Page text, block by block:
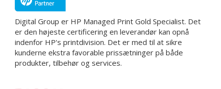
Digital Group er HP Managed Print Gold Specialist. Det
er den højeste certificering en leverandør kan opnå
indenfor HP's printdivision. Det er med til at sikre
kunderne ekstra favorable prissætninger på både
produkter, tilbehør og services.